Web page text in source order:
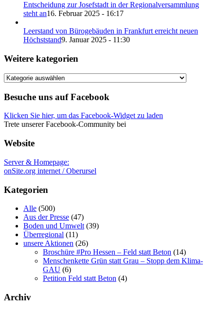
Entscheidung zur Josefstadt in der Regionalversammlung
steht an16. Februar 2025 - 16:17
Leerstand von Bürogebäuden in Frankfurt erreicht neuen
Höchststand9. Januar 2025 - 11:30
Weitere kategorien
Weitere
Besuche uns auf Facebook
Klicken Sie hier, um das Facebook-Widget zu laden
Trete unserer Facebook-Community bei
Website
Server & Homepage:
onSite.org internet / Oberursel
Kategorien
Alle (500)
Aus der Presse (47)
Boden und Umwelt (39)
Überregional (11)
unsere Aktionen (26)
Broschüre #Pro Hessen – Feld statt Beton (14)
Menschenkette Grün statt Grau – Stopp dem Klima-
GAU (6)
Petition Feld statt Beton (4)
Archiv